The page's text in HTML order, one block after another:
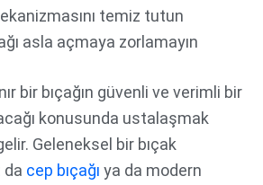
temiz tutun
asla açmaya zorlamayın
bir bıçağın güvenli ve verimli bir
konusunda ustalaşmak
Geleneksel bir bıçak
da cep bıçağı ya da modern